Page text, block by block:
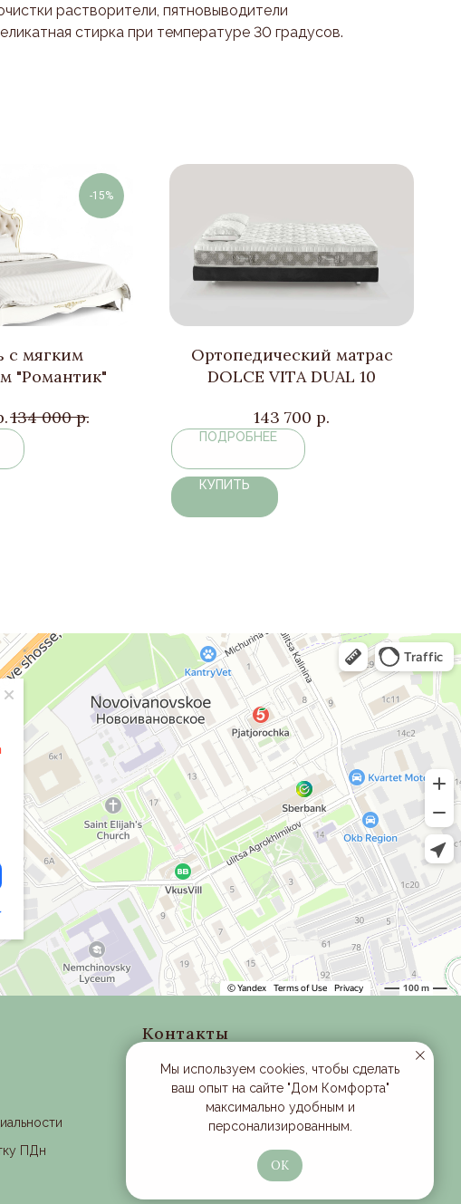
растворители, пятновыводители
стирка при температуре 30 градусов.
-15%
с мягким
"Романтик"
134 000 р.
Ортопедический матрас
DOLCE VITA DUAL 10
143 700 р.
ПОДРОБНЕЕ
КУПИТЬ
Мы используем cookies, чтобы сделать
ваш опыт на сайте "Дом Комфорта"
максимально удобным и
персонализированным.
ОК
ПДн
Контакты
Московская область, г. Одинцово ,
рабочий поселок Новоивановское,
улица Луговая, д. 1, эт 3
Время работы: с 10:00 до 21:00
+7 (901) 363-25-28